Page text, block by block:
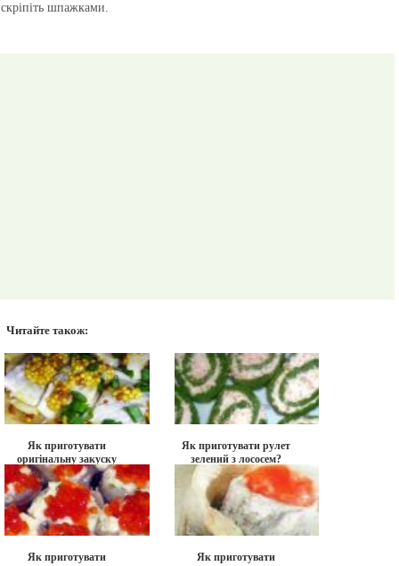
скріпіть шпажками.
Читайте також:
Як приготувати
оригінальну закуску
оселедець на яблуках?
Як приготувати рулет
зелений з лососем?
Як приготувати
Як приготувати